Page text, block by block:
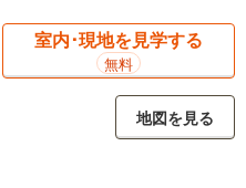
室内･現地を見学する
無料
地図を見る